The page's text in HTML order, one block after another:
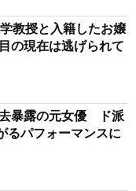
教授と入籍したお嬢
の現在は逃げられて
暴露の元女優 ド派
るパフォーマンスに